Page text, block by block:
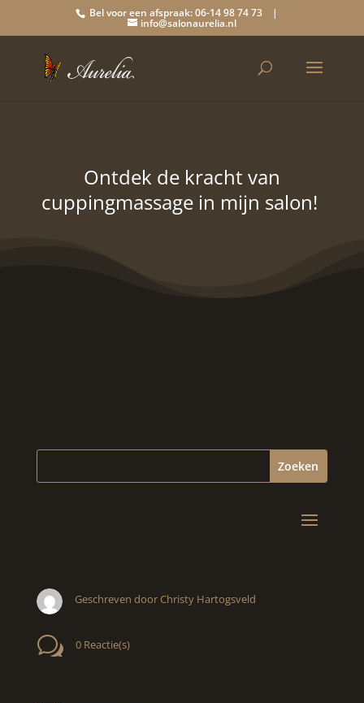
Bel voor een afspraak: 06-14 98 74 73 |
info@salonaurelia.nl
Ontdek de kracht van
cuppingmassage in mijn salon!
Geschreven door Christy Hartogsveld
w 0 Reactie(s)